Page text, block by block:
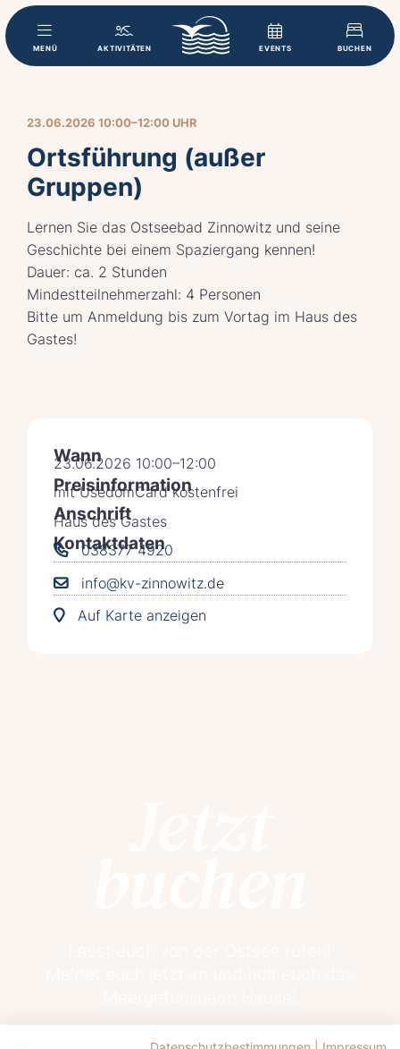
MENÜ AKTIVITÄTEN EVENTS BUCHEN
23.06.2026 10:00–12:00 UHR
Ortsführung (außer
Gruppen)
Lernen Sie das Ostseebad Zinnowitz und seine
Geschichte bei einem Spaziergang kennen!
Dauer: ca. 2 Stunden
Mindestteilnehmerzahl: 4 Personen
Bitte um Anmeldung bis zum Vortag im Haus des
Gastes!
Wann
23.06.2026 10:00–12:00
Preisinformation
mit UsedomCard kostenfrei
Anschrift
Haus des Gastes
Kontaktdaten
038377 4920
info@kv-zinnowitz.de
Auf Karte anzeigen